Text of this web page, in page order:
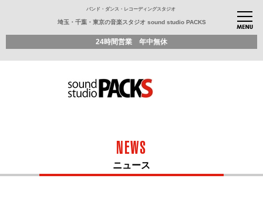
バンド・ダンス・レコーディングスタジオ
埼玉・千葉・東京の音楽スタジオ sound studio PACKS
24時間営業 年中無休
NEWS
ニュース